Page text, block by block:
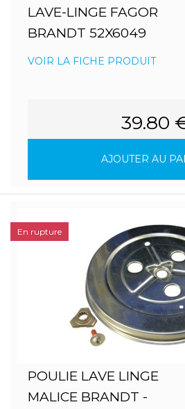
LAVE-LINGE FAGOR
BRANDT 52X6049
VOIR LA FICHE PRODUIT
39.80
AJOUTER AU
POULIE LAVE LINGE
MALICE BRANDT -
En rupture